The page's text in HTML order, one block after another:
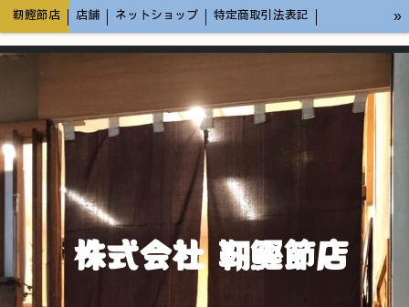
靭鰹節店 店舗 ネットショップ 特定商取引法表記
メディア情報
»
株式会社 靭鰹節店